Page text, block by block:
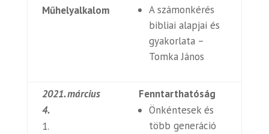
Műhelyalkalom
A számonkérés
bibliai alapjai és
gyakorlata –
Tomka János
2021. március
4.
Fenntarthatóság
Önkéntesek és
több generáció